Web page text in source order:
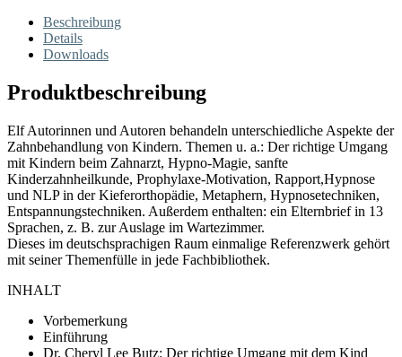
Beschreibung
Details
Downloads
Produktbeschreibung
Elf Autorinnen und Autoren behandeln unterschiedliche Aspekte der
Zahnbehandlung von Kindern. Themen u. a.: Der richtige Umgang
mit Kindern beim Zahnarzt, Hypno-Magie, sanfte
Kinderzahnheilkunde, Prophylaxe-Motivation, Rapport,Hypnose
und NLP in der Kieferorthopädie, Metaphern, Hypnosetechniken,
Entspannungstechniken. Außerdem enthalten: ein Elternbrief in 13
Sprachen, z. B. zur Auslage im Wartezimmer.
Dieses im deutschsprachigen Raum einmalige Referenzwerk gehört
mit seiner Themenfülle in jede Fachbibliothek.
INHALT
Vorbemerkung
Einführung
Dr. Cheryl Lee Butz: Der richtige Umgang mit dem Kind